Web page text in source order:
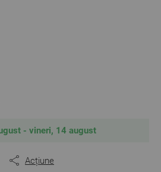
tot parcursul anului.
orice ocazie.
- vineri, 14 august
Acțiune